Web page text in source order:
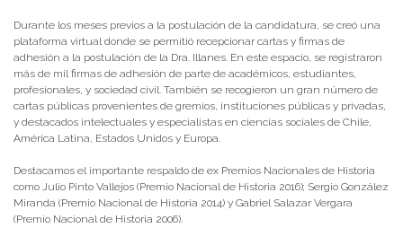
Durante los meses previos a la postulación de la candidatura, se creó una
plataforma virtual donde se permitió recepcionar cartas y firmas de
adhesión a la postulación de la Dra. Illanes. En este espacio, se registraron
más de mil firmas de adhesión de parte de académicos, estudiantes,
profesionales, y sociedad civil. También se recogieron un gran número de
cartas públicas provenientes de gremios, instituciones públicas y privadas,
y destacados intelectuales y especialistas en ciencias sociales de Chile,
América Latina, Estados Unidos y Europa.
Destacamos el importante respaldo de ex Premios Nacionales de Historia
como Julio Pinto Vallejos (Premio Nacional de Historia 2016); Sergio González
Miranda (Premio Nacional de Historia 2014) y Gabriel Salazar Vergara
(Premio Nacional de Historia 2006).